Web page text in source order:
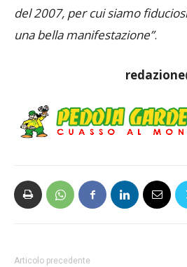
del 2007, per cui siamo
una bella manifestazione”.
Articolo precedente